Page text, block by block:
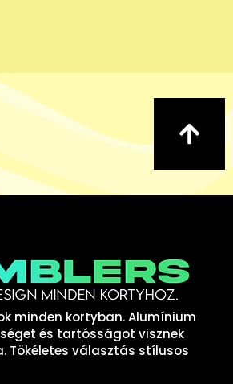
minden kortyban. Alumínium
és tartósságot visznek
Tökéletes választás stílusos